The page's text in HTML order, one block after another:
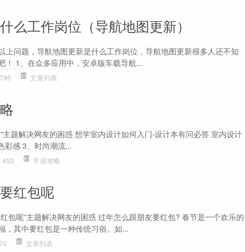
么工作岗位（导航地图更新）
上问题，导航地图更新是什么工作岗位，导航地图更新很多人还不知
！ 1、在众多应用中，安卓版车载导航...
795 文章列表
主题解决网友的困惑 想学室内设计如何入门-设计本有问必答 室内设计
彩感 3、时尚潮流...
452 手游攻略
红包呢
包呢”主题解决网友的困惑 过年怎么跟朋友要红包? 春节是一个欢乐的
，其中要红包是一种传统习俗。如...
文章列表